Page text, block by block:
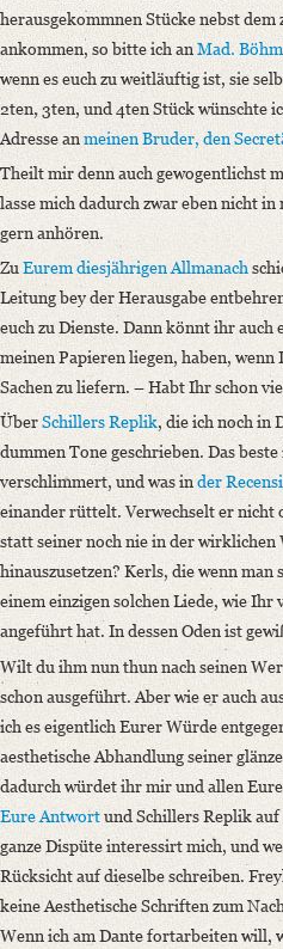
herausgekommnen Stücke nebst
ankommen, so bitte ich anMad.
wenn es euch zu weitläuftig ist, sie
2ten, 3ten, und 4ten Stück wünschte
Adresse anmeinen Bruder, den
Theilt mir denn auch gewogentlichst
lasse mich dadurch zwar eben nicht
gern anhören.
Zu Eurem diesjährigen Allmanach
Leitung bey der Herausgabe
euch zu Dienste. Dann könnt ihr auch
meinen Papieren liegen, haben,
Sachen zu liefern. – Habt Ihr schon
ÜberSchillersReplik, die ich noch in
dummen Tone geschrieben. Das
verschlimmert, und was inder
einander rüttelt. Verwechselt er
statt seiner noch nie in der
hinauszusetzen? Kerls, die wenn
einem einzigen solchen Liede, wie
angeführt hat. In dessen Oden ist
Wilt du ihm nun thun nach seinen
schon ausgeführt. Aber wie er auch
ich es eigentlich Eurer Würde
aesthetische Abhandlung seiner
dadurch würdet ihr mir und allen
Eure Antwortund Schillers Replik
ganze Dispüte interessirt mich, und
Rücksicht auf dieselbe schreiben.
keine Aesthetische Schriften zum
Wenn ich am Dante fortarbeiten will,